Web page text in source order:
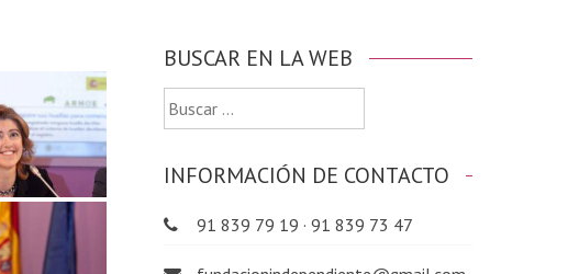
BUSCAR EN LA WEB
Buscar:
INFORMACIÓN DE CONTACTO
91 839 79 19 · 91 839 73 47